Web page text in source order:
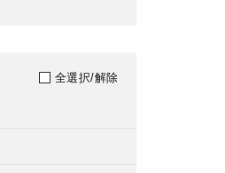
全選択/解除